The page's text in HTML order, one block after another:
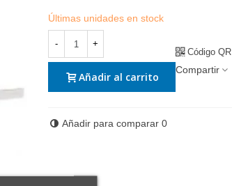
Últimas unidades en stock
- +
Añadir al carrito
Código QR
Compartir
Añadir para comparar 0